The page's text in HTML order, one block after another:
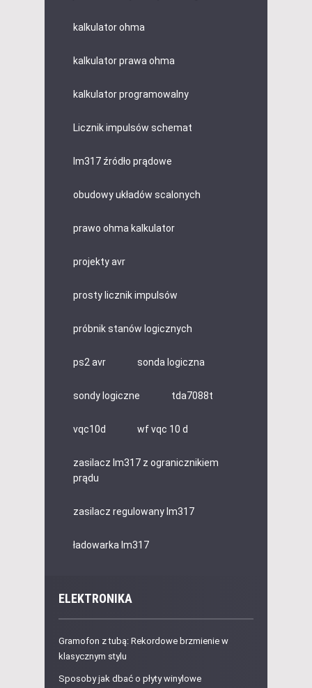
kalkulator ohma
kalkulator prawa ohma
kalkulator programowalny
Licznik impulsów schemat
lm317 źródło prądowe
obudowy układów scalonych
prawo ohma kalkulator
projekty avr
prosty licznik impulsów
próbnik stanów logicznych
ps2 avr sonda logiczna
sondy logiczne tda7088t
vqc10d wf vqc 10 d
zasilacz lm317 z ogranicznikiem
prądu
zasilacz regulowany lm317
ładowarka lm317
ELEKTRONIKA
Gramofon z tubą: Rekordowe brzmienie w
klasycznym stylu
Sposoby jak dbać o płyty winylowe